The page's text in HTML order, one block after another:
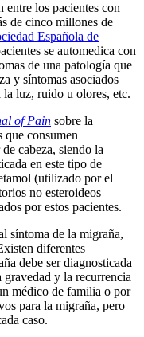
entre los pacientes con
de cinco millones de
Española de
se automedica con
de una patología que
y síntomas asociados
la luz, ruido u olores, etc.
of Pain sobre la
que consumen
cabeza, siendo la
en este tipo de
(utilizado por el
no esteroideos
por estos pacientes.
síntoma de la migraña,
diferentes
debe ser diagnosticada
y la recurrencia
médico de familia o por
para la migraña, pero
caso.